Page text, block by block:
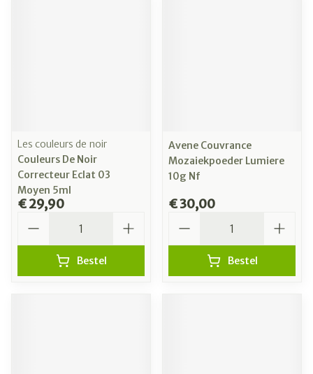
Les couleurs de noir
Couleurs De Noir
Correcteur Eclat 03
Moyen 5ml
€ 29,90
Bestel
Avene Couvrance
Mozaiekpoeder Lumiere
10g Nf
€ 30,00
Bestel